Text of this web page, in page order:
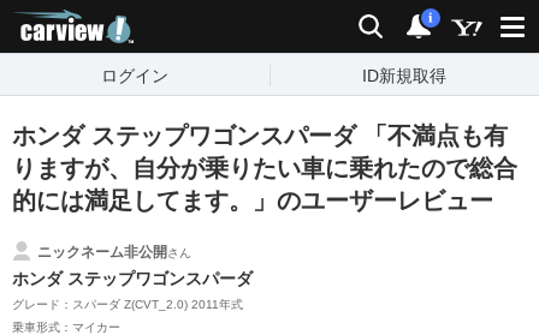
検索 通知
i
ログイン ID新規取得
ホンダ ステップワゴンスパーダ 「不満点も有
りますが、自分が乗りたい車に乗れたので総合
的には満足してます。」のユーザーレビュー
ニックネーム非公開さん
ホンダ ステップワゴンスパーダ
グレード：スパーダ Z(CVT_2.0) 2011年式
乗車形式：マイカー